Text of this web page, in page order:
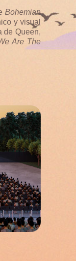
Bohemian
y visual
de Queen,
Are The